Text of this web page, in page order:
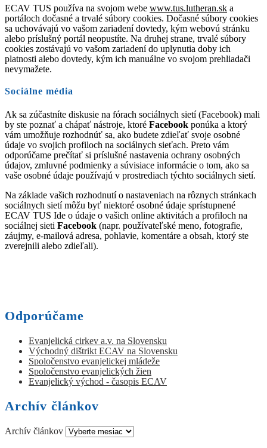
ECAV TUS používa na svojom webe www.tus.lutheran.sk a
portáloch dočasné a trvalé súbory cookies. Dočasné súbory cookies
sa uchovávajú vo vašom zariadení dovtedy, kým webovú stránku
alebo príslušný portál neopustíte. Na druhej strane, trvalé súbory
cookies zostávajú vo vašom zariadení do uplynutia doby ich
platnosti alebo dovtedy, kým ich manuálne vo svojom prehliadači
nevymažete.
Sociálne média
Ak sa zúčastníte diskusie na fórach sociálnych sietí (Facebook) mali
by ste poznať a chápať nástroje, ktoré Facebook ponúka a ktorý
vám umožňuje rozhodnúť sa, ako budete zdieľať svoje osobné
údaje vo svojich profiloch na sociálnych sieťach. Preto vám
odporúčame prečítať si príslušné nastavenia ochrany osobných
údajov, zmluvné podmienky a súvisiace informácie o tom, ako sa
vaše osobné údaje používajú v prostrediach týchto sociálnych sietí.
Na základe vašich rozhodnutí o nastaveniach na rôznych stránkach
sociálnych sietí môžu byť niektoré osobné údaje sprístupnené
ECAV TUS Ide o údaje o vašich online aktivitách a profiloch na
sociálnej sieti Facebook (napr. používateľské meno, fotografie,
záujmy, e-mailová adresa, pohlavie, komentáre a obsah, ktorý ste
zverejnili alebo zdieľali).
Odporúčame
Evanjelická cirkev a.v. na Slovensku
Východný dištrikt ECAV na Slovensku
Spoločenstvo evanjelickej mládeže
Spoločenstvo evanjelických žien
Evanjelický východ - časopis ECAV
Archív článkov
Archív článkov